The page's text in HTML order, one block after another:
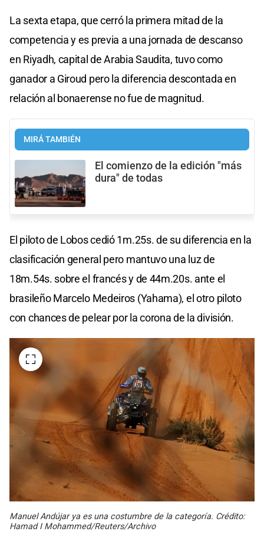
La sexta etapa, que cerró la primera mitad de la
competencia y es previa a una jornada de descanso
en Riyadh, capital de Arabia Saudita, tuvo como
ganador a Giroud pero la diferencia descontada en
relación al bonaerense no fue de magnitud.
MIRÁ TAMBIÉN
El comienzo de la edición "más
dura" de todas
El piloto de Lobos cedió 1m.25s. de su diferencia en la
clasificación general pero mantuvo una luz de
18m.54s. sobre el francés y de 44m.20s. ante el
brasileño Marcelo Medeiros (Yahama), el otro piloto
con chances de pelear por la corona de la división.
Manuel Andújar ya es una costumbre de la categoría. Crédito:
Hamad I Mohammed/Reuters/Archivo